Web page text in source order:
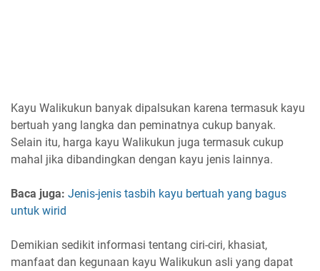
Kayu Walikukun banyak dipalsukan karena termasuk kayu
bertuah yang langka dan peminatnya cukup banyak.
Selain itu, harga kayu Walikukun juga termasuk cukup
mahal jika dibandingkan dengan kayu jenis lainnya.
Baca juga: Jenis-jenis tasbih kayu bertuah yang bagus
untuk wirid
Demikian sedikit informasi tentang ciri-ciri, khasiat,
manfaat dan kegunaan kayu Walikukun asli yang dapat